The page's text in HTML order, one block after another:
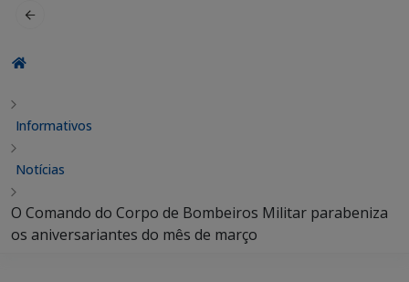
Informativos
Notícias
O Comando do Corpo de Bombeiros Militar parabeniza
os aniversariantes do mês de março